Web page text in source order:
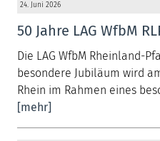
24. Juni 2026
50 Jahre LAG WfbM
Die LAG WfbM Rheinland-
besondere Jubiläum wird
Rhein im Rahmen eines
[mehr]